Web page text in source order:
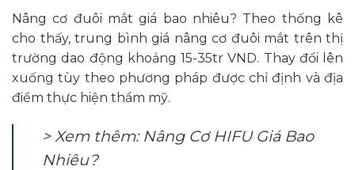
Nâng cơ đuôi mắt giá bao nhiêu? Theo thống kê
cho thấy, trung bình giá nâng cơ đuôi mắt trên thị
trường dao động khoảng 15-35tr VND. Thay đổi lên
xuống tùy theo phương pháp được chỉ định và địa
điểm thực hiện thẩm mỹ.
> Xem thêm: Nâng Cơ HIFU Giá Bao
Nhiêu?